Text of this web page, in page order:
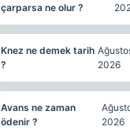
çarparsa ne olur ?
Knez ne demek tarih
?
2026
Avans ne zaman
ödenir ?
2026